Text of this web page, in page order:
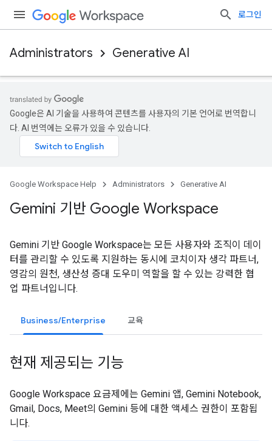
로그인
Administrators Generative AI
Google은 AI 기술을 사용하여 콘텐츠를 사용자의 기본 언어로 번역합니
다. AI 번역에는 오류가 있을 수 있습니다.
Google Workspace Help Administrators Generative AI
Gemini 기반 Google Workspace
Gemini 기반 Google Workspace는 모든 사용자와 조직이 데이
터를 관리할 수 있도록 지원하는 동시에 코치이자 생각 파트너,
영감의 원천, 생산성 증대 도우미 역할을 할 수 있는 강력한 협
업 파트너입니다.
Business/Enterprise 교육
현재 제공되는 기능
Google Workspace 요금제에는 Gemini 앱, Gemini Notebook,
Gmail, Docs, Meet의 Gemini 등에 대한 액세스 권한이 포함됩
니다.